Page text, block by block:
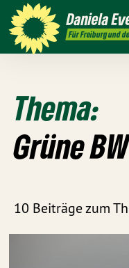
Daniela
Für Freiburg und
mich
Thema:
Grüne BW
10 Beiträge zum